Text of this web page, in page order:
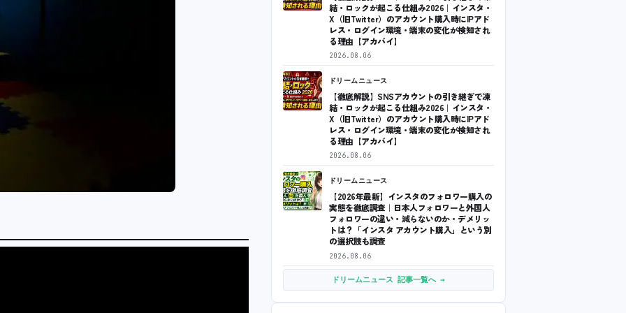
結・ロックが起こる仕組み2026｜インスタ・
X（旧Twitter）のアカウント購入時にIPアド
レス・ログイン環境・端末の変化が検知され
る理由【アカバイ】
2026.08.06
ドリームニュース
【徹底解説】SNSアカウントの引き継ぎで凍
結・ロックが起こる仕組み2026｜インスタ・
X（旧Twitter）のアカウント購入時にIPアド
レス・ログイン環境・端末の変化が検知され
る理由【アカバイ】
2026.08.06
ドリームニュース
【2026年最新】インスタのフォロワー購入の
実態を徹底調査｜日本人フォロワーと外国人
フォロワーの違い・減らないのか・デメリッ
トは？「インスタ アカウント購入」という別
の選択肢も調査
2026.08.06
ドリームニュース 記事一覧へ →